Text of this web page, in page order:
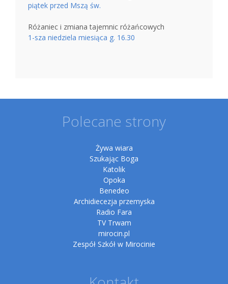
piątek przed Mszą św.
Różaniec i zmiana tajemnic różańcowych
1-sza niedziela miesiąca g. 16.30
Polecane strony
Żywa wiara
Szukając Boga
Katolik
Opoka
Benedeo
Archidiecezja przemyska
Radio Fara
TV Trwam
mirocin.pl
Zespół Szkół w Mirocinie